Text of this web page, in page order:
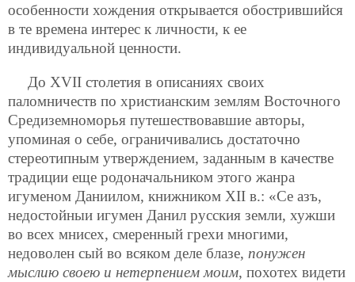
особенности хождения открывается обострившийся
в те времена интерес к личности, к ее
индивидуальной ценности.
До XVII столетия в описаниях своих
паломничеств по христианским землям Восточного
Средиземноморья путешествовавшие авторы,
упоминая о себе, ограничивались достаточно
стереотипным утверждением, заданным в качестве
традиции еще родоначальником этого жанра
игуменом Даниилом, книжником XII в.: «Се азъ,
недостойныи игумен Данил русския земли, хужши
во всех мнисех, смеренный грехи многими,
недоволен сый во всяком деле блазе, понужен
мыслию своею и нетерпением моим, похотех видети